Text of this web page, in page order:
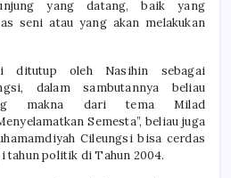
yang datang, baik yang
seni atau yang akan melakukan
ditutup oleh Nasihin sebagai
dalam sambutannya beliau
makna dari tema Milad
Semesta”, beliau juga
Cileungsi bisa cerdas
tahun politik di Tahun 2004.